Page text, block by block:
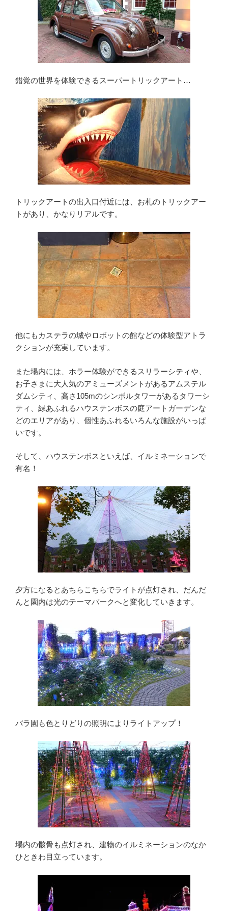
錯覚の世界を体験できるスーパートリックアート…
トリックアートの出入口付近には、お札のトリックアー
トがあり、かなりリアルです。
他にもカステラの城やロボットの館などの体験型アトラ
クションが充実しています。
また場内には、ホラー体験ができるスリラーシティや、
お子さまに大人気のアミューズメントがあるアムステル
ダムシティ、高さ105mのシンボルタワーがあるタワーシ
ティ、緑あふれるハウステンボスの庭アートガーデンな
どのエリアがあり、個性あふれるいろんな施設がいっぱ
いです。
そして、ハウステンボスといえば、イルミネーションで
有名！
夕方になるとあちらこちらでライトが点灯され、だんだ
んと園内は光のテーマパークへと変化していきます。
バラ園も色とりどりの照明によりライトアップ！
場内の骸骨も点灯され、建物のイルミネーションのなか
ひときわ目立っています。